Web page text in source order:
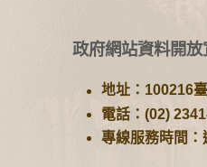
政府網站資料開放
地址：100216
電話：(02)
專線服務時間：